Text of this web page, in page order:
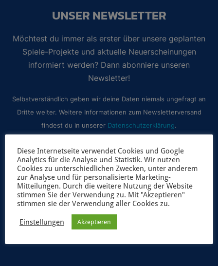
UNSER NEWSLETTER
Möchtest du immer als erster über unsere geplanten
Spiele-Projekte und aktuelle Neuerscheinungen
informiert werden? Dann abonniere unseren
Newsletter!
Selbstverständlich geben wir deine Daten niemals ungefragt an
Dritte weiter. Weitere Informationen zum Newsletterversand
findest du in unserer Datenschutzerklärung.
JETZT ANMELDEN
Diese Internetseite verwendet Cookies und Google
Analytics für die Analyse und Statistik. Wir nutzen
Cookies zu unterschiedlichen Zwecken, unter anderem
zur Analyse und für personalisierte Marketing-
Mitteilungen. Durch die weitere Nutzung der Website
stimmen Sie der Verwendung zu. Mit "Akzeptieren"
stimmen sie der Verwendung aller Cookies zu.
Einstellungen Akzeptieren